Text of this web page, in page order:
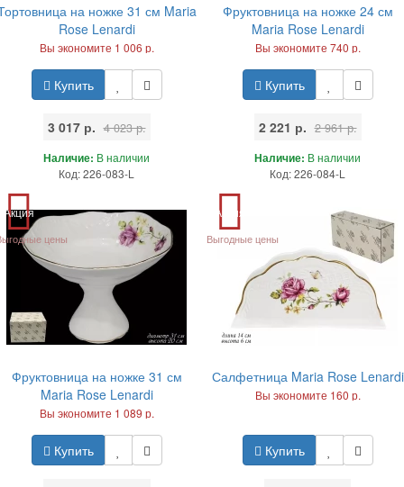
на ножке 31 см Maria
Rose Lenardi
Вы экономите 1 006 р.
Купить
3 017 р. 4 023 р.
Наличие: В наличии
Код: 226-083-L
Фруктовница на ножке 24 см
Maria Rose Lenardi
Вы экономите 740 р.
Купить
2 221 р. 2 961 р.
Наличие: В наличии
Код: 226-084-L
Акция
цены
Фруктовница на ножке 31 см
Maria Rose Lenardi
Вы экономите 1 089 р.
Купить
Акция
Выгодные цены
Салфетница Maria Rose Lenardi
Вы экономите 160 р.
Купить